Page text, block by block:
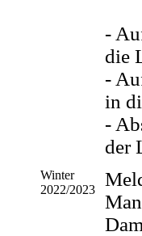
-
die
-
in
-
der
Winter
2022/2023